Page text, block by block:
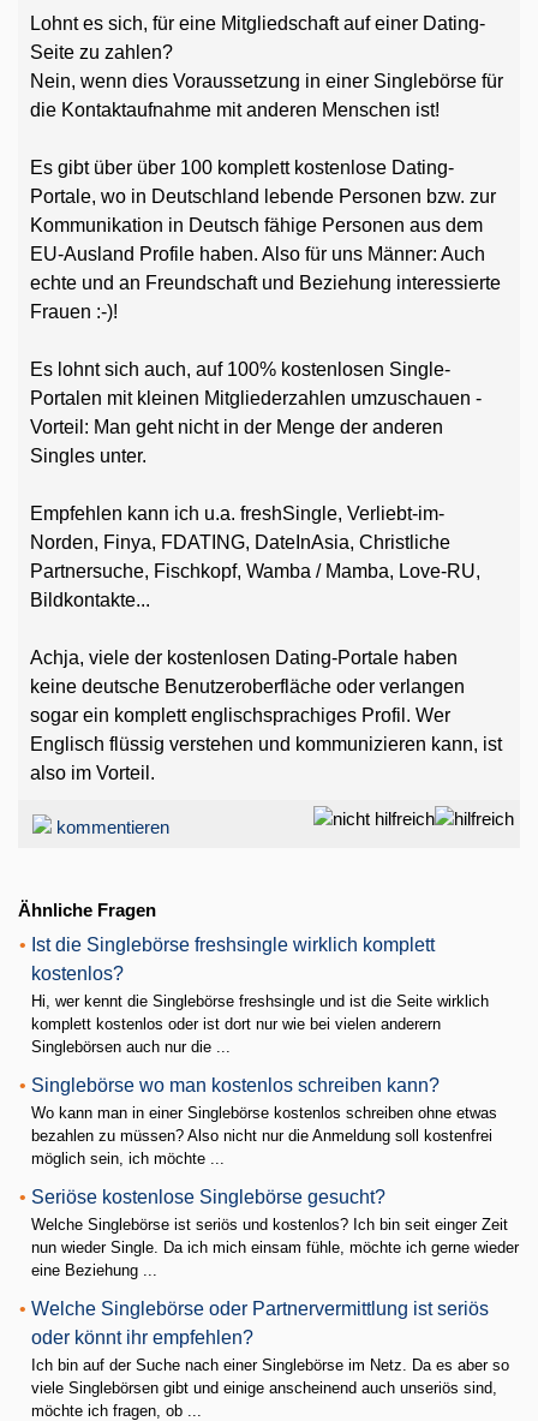
Lohnt es sich, für eine Mitgliedschaft auf einer Dating-
Seite zu zahlen?
Nein, wenn dies Voraussetzung in einer Singlebörse für
die Kontaktaufnahme mit anderen Menschen ist!
Es gibt über über 100 komplett kostenlose Dating-
Portale, wo in Deutschland lebende Personen bzw. zur
Kommunikation in Deutsch fähige Personen aus dem
EU-Ausland Profile haben. Also für uns Männer: Auch
echte und an Freundschaft und Beziehung interessierte
Frauen :-)!
Es lohnt sich auch, auf 100% kostenlosen Single-
Portalen mit kleinen Mitgliederzahlen umzuschauen -
Vorteil: Man geht nicht in der Menge der anderen
Singles unter.
Empfehlen kann ich u.a. freshSingle, Verliebt-im-
Norden, Finya, FDATING, DateInAsia, Christliche
Partnersuche, Fischkopf, Wamba / Mamba, Love-RU,
Bildkontakte...
Achja, viele der kostenlosen Dating-Portale haben
keine deutsche Benutzeroberfläche oder verlangen
sogar ein komplett englischsprachiges Profil. Wer
Englisch flüssig verstehen und kommunizieren kann, ist
also im Vorteil.
kommentieren
Ähnliche Fragen
• Ist die Singlebörse freshsingle wirklich komplett
kostenlos?
Hi, wer kennt die Singlebörse freshsingle und ist die Seite wirklich
komplett kostenlos oder ist dort nur wie bei vielen anderern
Singlebörsen auch nur die ...
• Singlebörse wo man kostenlos schreiben kann?
Wo kann man in einer Singlebörse kostenlos schreiben ohne etwas
bezahlen zu müssen? Also nicht nur die Anmeldung soll kostenfrei
möglich sein, ich möchte ...
• Seriöse kostenlose Singlebörse gesucht?
Welche Singlebörse ist seriös und kostenlos? Ich bin seit einger Zeit
nun wieder Single. Da ich mich einsam fühle, möchte ich gerne wieder
eine Beziehung ...
• Welche Singlebörse oder Partnervermittlung ist seriös
oder könnt ihr empfehlen?
Ich bin auf der Suche nach einer Singlebörse im Netz. Da es aber so
viele Singlebörsen gibt und einige anscheinend auch unseriös sind,
möchte ich fragen, ob ...